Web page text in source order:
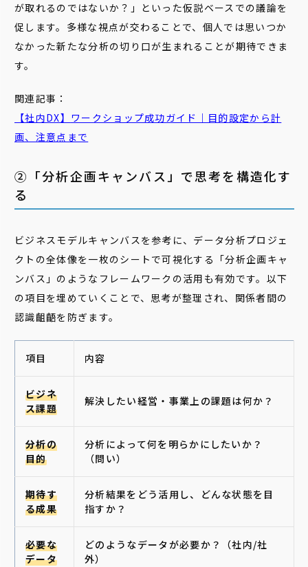
が取れるのではないか？」といった仮説ベースでの議論を
促します。多様な視点が交わることで、個人では思いつか
なかった新たな分析の切り口が生まれることが期待できま
す。
関連記事：
【社内DX】 ワークショップ成功ガイド｜目的設定から計
画、注意点まで
②「分析企画キャンバス」で思考を構造化す
る
ビジネスモデルキャンバスを参考に、データ分析プロジェ
クトの全体像を一枚のシートで可視化する「分析企画キャ
ンバス」のようなフレームワークの活用も有効です。以下
の項目を埋めていくことで、思考が整理され、関係者間の
認識齟齬を防ぎます。
項目 内容
ビジネ
ス課題
解決したい経営・事業上の課題は何か？
分析の
目的
分析によって何を明らかにしたいか？
（問い）
期待す
る成果
分析結果をどう活用し、どんな状態を目
指すか？
必要な
データ
どのようなデータが必要か？（社内/社
外）